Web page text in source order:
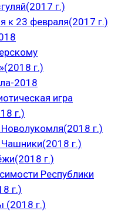
г.)
к 23 февраля(2017 г.)
г.)
2018
игра
г.)
г.)
г.)
г.)
Республики
г.)
(2018 г.)